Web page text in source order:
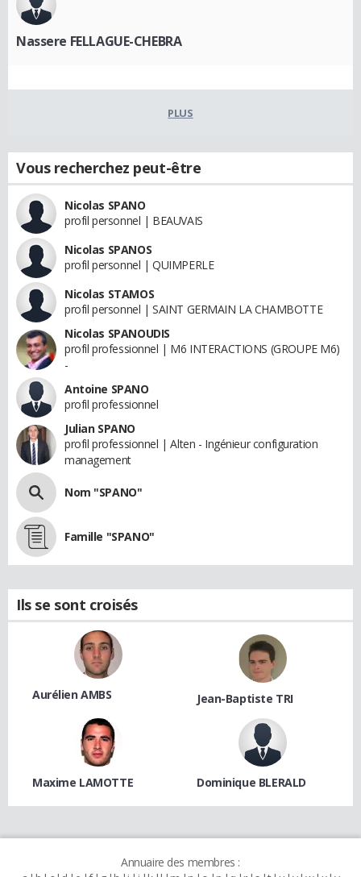
Nassere FELLAGUE-CHEBRA
PLUS
Vous recherchez peut-être
Nicolas SPANO
profil personnel | BEAUVAIS
Nicolas SPANOS
profil personnel | QUIMPERLE
Nicolas STAMOS
profil personnel | SAINT GERMAIN LA CHAMBOTTE
Nicolas SPANOUDIS
profil professionnel | M6 INTERACTIONS (GROUPE M6)
-
Antoine SPANO
profil professionnel
Julian SPANO
profil professionnel | Alten - Ingénieur configuration
management
Nom "SPANO"
Famille "SPANO"
Ils se sont croisés
Aurélien AMBS Jean-Baptiste TRI
Maxime LAMOTTE Dominique BLERALD
Annuaire des membres :